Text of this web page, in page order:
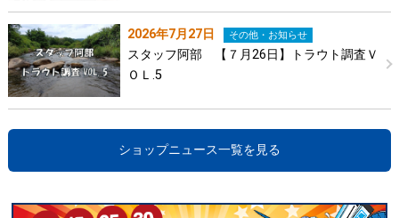
2026年7月27日 その他・お知らせ
スタッフ阿部 【７月26日】トラウト調査Ｖ
ＯＬ.5
ショップニュース一覧を見る